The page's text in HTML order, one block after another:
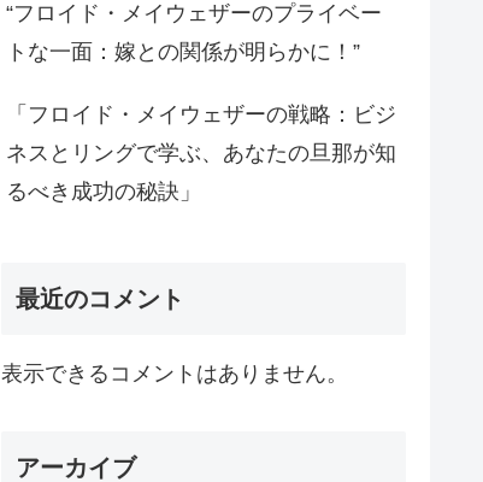
“フロイド・メイウェザーのプライベー
トな一面：嫁との関係が明らかに！”
「フロイド・メイウェザーの戦略：ビジ
ネスとリングで学ぶ、あなたの旦那が知
るべき成功の秘訣」
最近のコメント
表示できるコメントはありません。
アーカイブ